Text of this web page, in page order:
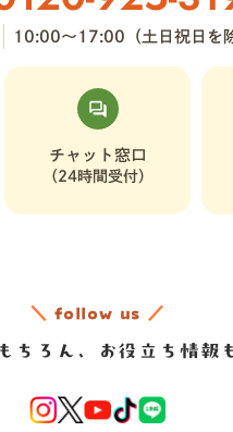
10:00〜17:00（土日祝日を
チャット窓口
（24時間受付）
＼ follow us ／
ちろん、 お役立ち情報